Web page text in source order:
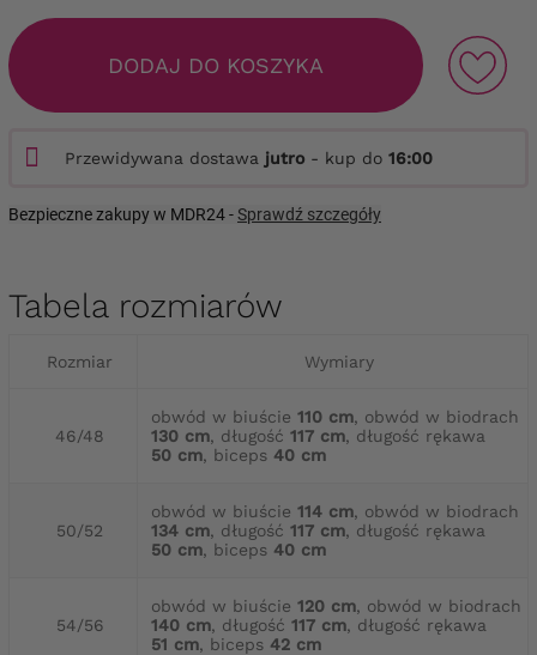
DODAJ DO KOSZYKA
Przewidywana dostawa jutro - kup do 16:00
Bezpieczne zakupy w MDR24 -Sprawdź szczegóły
Tabela rozmiarów
Rozmiar Wymiary
46/48
obwód w biuście 110 cm, obwód w biodrach
130 cm, długość 117 cm, długość rękawa
50 cm, biceps 40 cm
50/52
obwód w biuście 114 cm, obwód w biodrach
134 cm, długość 117 cm, długość rękawa
50 cm, biceps 40 cm
54/56
obwód w biuście 120 cm, obwód w biodrach
140 cm, długość 117 cm, długość rękawa
51 cm, biceps 42 cm